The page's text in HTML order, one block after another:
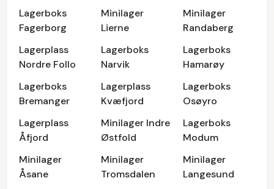
Lagerboks
Fagerborg
Minilager
Lierne
Minilager
Randaberg
Lagerplass
Nordre Follo
Lagerboks
Narvik
Lagerboks
Hamarøy
Lagerboks
Bremanger
Lagerplass
Kvæfjord
Lagerboks
Osøyro
Lagerplass
Åfjord
Minilager Indre
Østfold
Lagerboks
Modum
Minilager
Åsane
Minilager
Tromsdalen
Minilager
Langesund